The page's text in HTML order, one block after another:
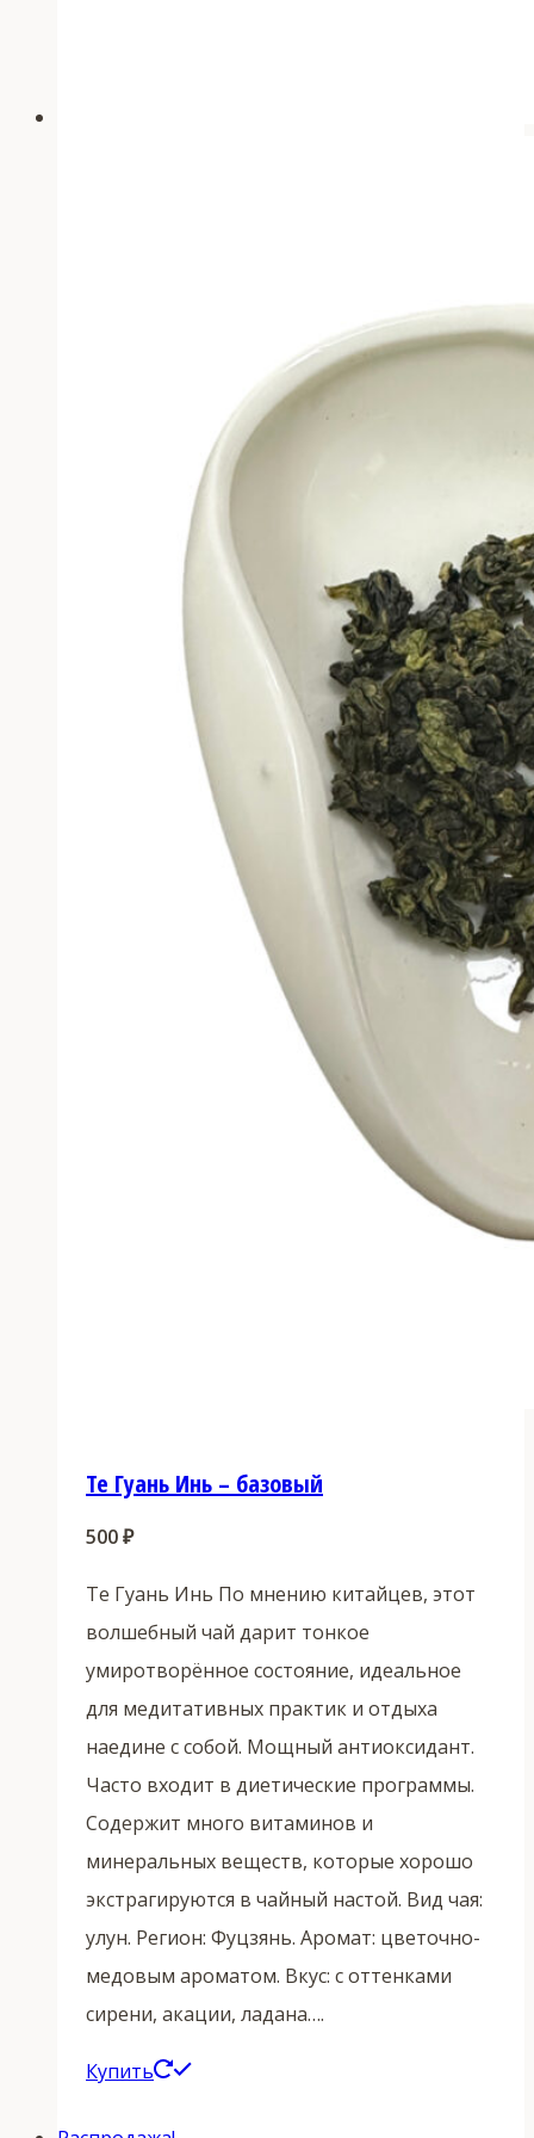
Те Гуань Инь – базовый
500₽
Те Гуань Инь По мнению китайцев, этот
волшебный чай дарит тонкое
умиротворённое состояние, идеальное
для медитативных практик и отдыха
наедине с собой. Мощный антиоксидант.
Часто входит в диетические программы.
Содержит много витаминов и
минеральных веществ, которые хорошо
экстрагируются в чайный настой. Вид чая:
улун. Регион: Фуцзянь. Аромат: цветочно-
медовым ароматом. Вкус: с оттенками
сирени, акации, ладана….
Купить
Этот